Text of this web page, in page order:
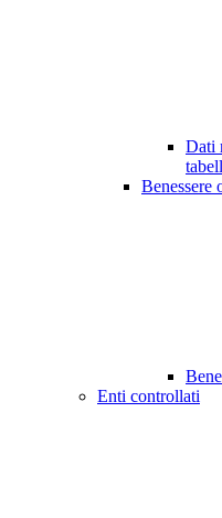
Dati
Benessere
Enti controllati